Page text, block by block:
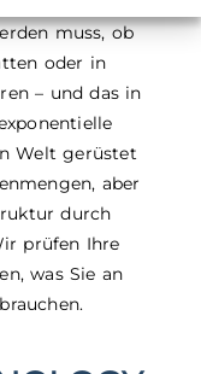
muss, ob
oder in
– und das in
Welt gerüstet
aber
durch
prüfen Ihre
was Sie an